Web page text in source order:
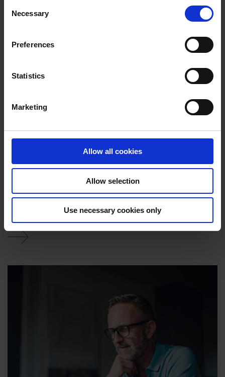
Selection
Necessary
Preferences
Statistics
Marketing
Allow all cookies
Allow selection
Use necessary cookies only
e-Boks uden CPR, Forsyning
EWII digitaliserer betalingspåmindelser med
e-Boks: Effektiv og sikker
kundekommunikation